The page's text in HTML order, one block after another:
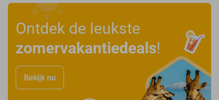
Ontdek de leukste
zomervakantiedeals!
Bekijk nu